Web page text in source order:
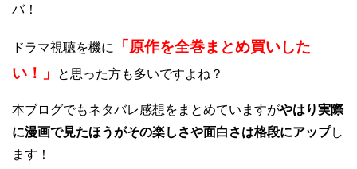
バ！
ドラマ視聴を機に
「原作を全巻まとめ買いした
い！」
と思った方も多いですよね？
本ブログでもネタバレ感想をまとめていますがやはり実際
に漫画で見たほうがその楽しさや面白さは格段にアップし
ます！